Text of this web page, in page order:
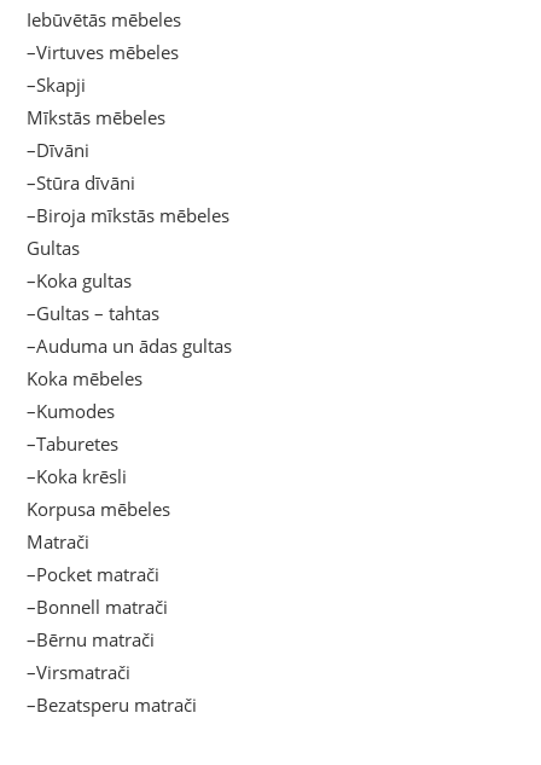
Iebūvētās mēbeles
–Virtuves mēbeles
–Skapji
Mīkstās mēbeles
–Dīvāni
–Stūra dīvāni
–Biroja mīkstās mēbeles
Gultas
–Koka gultas
–Gultas – tahtas
–Auduma un ādas gultas
Koka mēbeles
–Kumodes
–Taburetes
–Koka krēsli
Korpusa mēbeles
Matrači
–Pocket matrači
–Bonnell matrači
–Bērnu matrači
–Virsmatrači
–Bezatsperu matrači